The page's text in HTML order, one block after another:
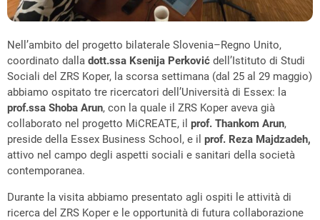
Nell’ambito del progetto bilaterale Slovenia–Regno Unito,
coordinato dalla dott.ssa Ksenija Perković dell’Istituto di Studi
Sociali del ZRS Koper, la scorsa settimana (dal 25 al 29 maggio)
abbiamo ospitato tre ricercatori dell’Università di Essex: la
prof.ssa Shoba Arun, con la quale il ZRS Koper aveva già
collaborato nel progetto MiCREATE, il prof. Thankom Arun,
preside della Essex Business School, e il prof. Reza Majdzadeh,
attivo nel campo degli aspetti sociali e sanitari della società
contemporanea.
Durante la visita abbiamo presentato agli ospiti le attività di
ricerca del ZRS Koper e le opportunità di futura collaborazione